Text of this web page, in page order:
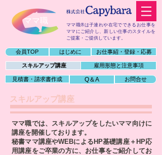
​ママ職
ママ職®は子連れや在宅でできるお仕事を
ママにご紹介し、新しい仕事のスタイルを
ご提案・ご提供しています。
会員TOP はじめに お仕事紹・登録・応募
スキルアップ講座 雇用形態と注意事項
見積書・請求書作成 Q＆A お問合せ
スキルアップ講座
ママ職では、スキルアップをしたいママ向けに
講座を開催しております。
秘書ママ講座やWEBによるHP基礎講座＋HP応
用講座をご卒業の方に、お仕事をご紹介してお